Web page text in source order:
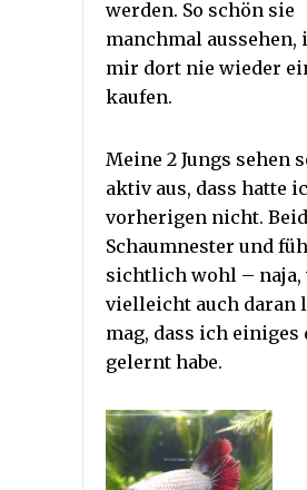
werden. So schön sie
manchmal aussehen,
mir dort nie wieder
kaufen.
Meine 2 Jungs sehen
aktiv aus, dass hatte
vorherigen nicht.
Schaumnester und
sichtlich wohl – naja,
vielleicht auch daran
mag, dass ich einiges
gelernt habe.